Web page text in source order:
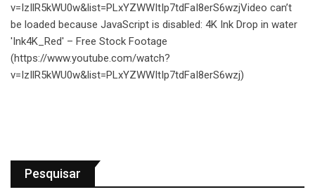
v=IzIlR5kWU0w&list=PLxYZWWItIp7tdFaI8erS6wzjVideo can’t
be loaded because JavaScript is disabled: 4K Ink Drop in water
'Ink4K_Red' – Free Stock Footage
(https://www.youtube.com/watch?
v=IzIlR5kWU0w&list=PLxYZWWItIp7tdFaI8erS6wzj)
Pesquisar